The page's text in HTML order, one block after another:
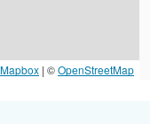
Mapbox | ©OpenStreetMap